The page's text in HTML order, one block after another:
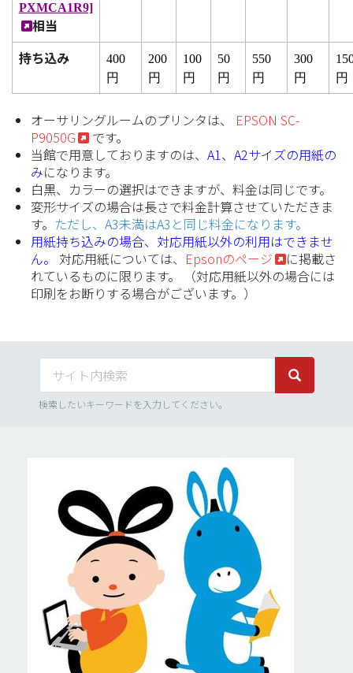
PXMCA1R9]
相当
持ち込み
400
円
200
円
100
円
50
円
550
円
300
円
円
オーサリングルームのプリンタは、 EPSON SC-
P9050G
です。
当館で用意しておりますのは、 A1、A2サイズの用紙の
みになります。
白黒、カラーの選択はできますが、料金は同じです。
変形サイズの場合は長さで料金計算させていただきま
す。 ただし、A3未満はA3と同じ料金になります。
用紙持ち込みの場合、対応用紙以外の利用はできませ
ん。
対応用紙については、 Epsonのページ
に掲載さ
れているものに限ります。 （対応用紙以外の場合には
印刷をお断りする場合がございます。）
サイト内検索 サイト内
検索したいキーワードを入力してください。